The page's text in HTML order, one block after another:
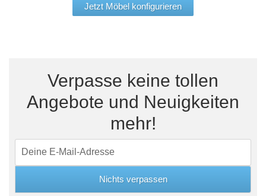
Jetzt Möbel konfigurieren
Verpasse keine tollen
Angebote und Neuigkeiten
mehr!